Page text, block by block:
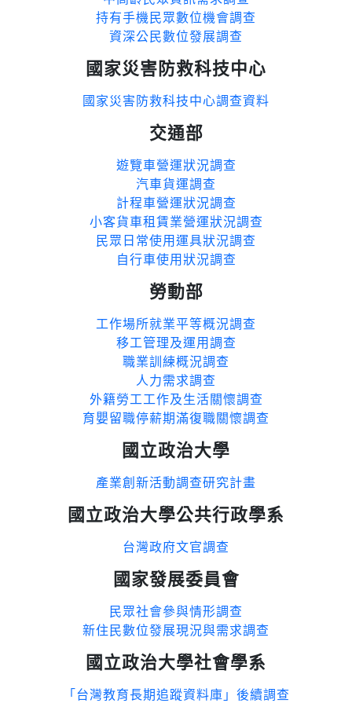
持有手機民眾數位機會調查
資深公民數位發展調查
國家災害防救科技中心
國家災害防救科技中心調查資料
交通部
遊覽車營運狀況調查
汽車貨運調查
計程車營運狀況調查
小客貨車租賃業營運狀況調查
民眾日常使用運具狀況調查
自行車使用狀況調查
勞動部
工作場所就業平等概況調查
移工管理及運用調查
職業訓練概況調查
人力需求調查
外籍勞工工作及生活關懷調查
育嬰留職停薪期滿復職關懷調查
國立政治大學
產業創新活動調查研究計畫
國立政治大學公共行政學系
台灣政府文官調查
國家發展委員會
民眾社會參與情形調查
新住民數位發展現況與需求調查
國立政治大學社會學系
「台灣教育長期追蹤資料庫」後續調查